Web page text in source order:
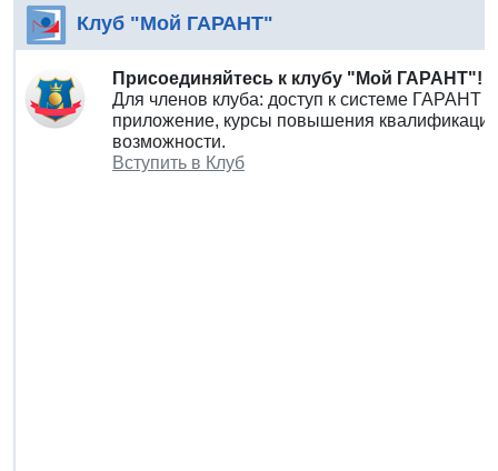
Клуб "Мой ГАРАНТ"
Присоединяйтесь к клубу "Мой ГАРАНТ"!
Для членов клуба: доступ к системе ГАРАНТ
приложение, курсы повышения
возможности.
Вступить в Клуб